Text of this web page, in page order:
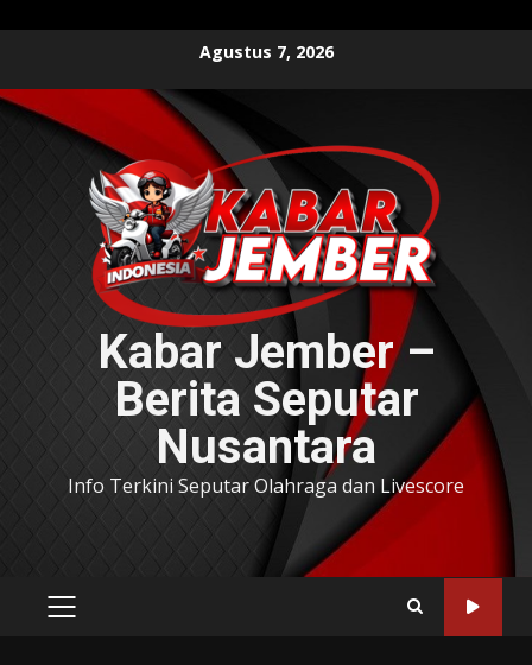
content
Agustus 7, 2026
Kabar Jember –
Berita Seputar
Nusantara
Info Terkini Seputar Olahraga dan Livescore
PRIMARY